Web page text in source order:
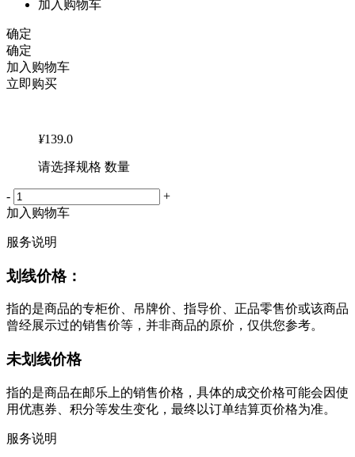
加入购物车
确定
确定
加入购物车
立即购买
¥139.0
请选择规格 数量
-
+
加入购物车
服务说明
划线价格：
指的是商品的专柜价、吊牌价、指导价、正品零售价或该商品
曾经展示过的销售价等，并非商品的原价，仅供您参考。
未划线价格
指的是商品在邮乐上的销售价格，具体的成交价格可能会因使
用优惠券、积分等发生变化，最终以订单结算页价格为准。
服务说明